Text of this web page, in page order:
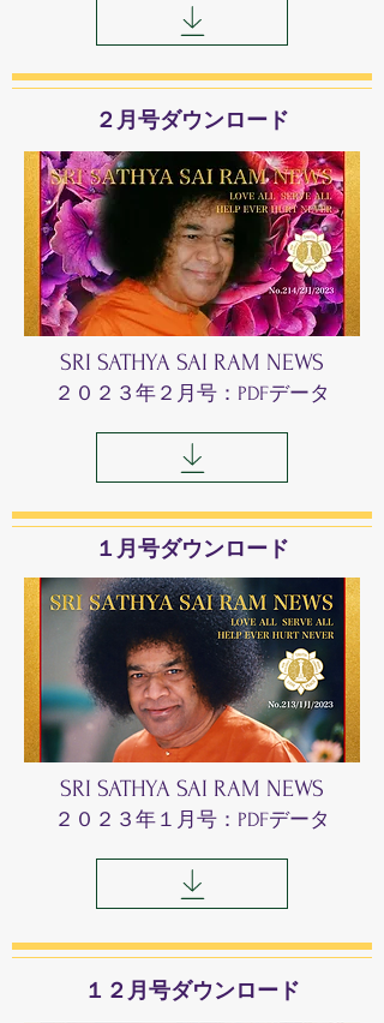
​２月号ダウンロード
SRI SATHYA SAI RAM NEWS
​２０２３年２ 月号：PDFデータ
​１月号ダウンロード
SRI SATHYA SAI RAM NEWS
​２０２３年１ 月号：PDFデータ
​１２月号ダウンロード